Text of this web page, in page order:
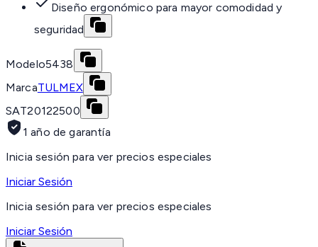
Diseño ergonómico para mayor comodidad y
seguridad
Modelo5438
MarcaTULMEX
SAT20122500
1 año de garantía
Inicia sesión para ver precios especiales
Iniciar Sesión
Inicia sesión para ver precios especiales
Iniciar Sesión